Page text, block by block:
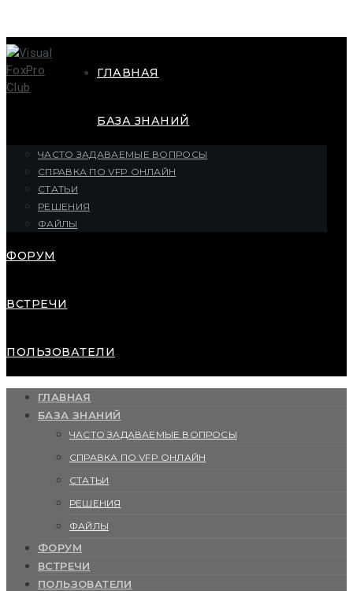
ГЛАВНАЯ
БАЗА ЗНАНИЙ
ЧАСТО ЗАДАВАЕМЫЕ ВОПРОСЫ
СПРАВКА ПО VFP ОНЛАЙН
СТАТЬИ
РЕШЕНИЯ
ФАЙЛЫ
ФОРУМ
ВСТРЕЧИ
ПОЛЬЗОВАТЕЛИ
ГЛАВНАЯ
БАЗА ЗНАНИЙ
ЧАСТО ЗАДАВАЕМЫЕ ВОПРОСЫ
СПРАВКА ПО VFP ОНЛАЙН
СТАТЬИ
РЕШЕНИЯ
ФАЙЛЫ
ФОРУМ
ВСТРЕЧИ
ПОЛЬЗОВАТЕЛИ